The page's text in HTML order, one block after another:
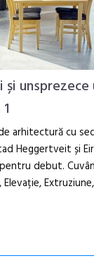
unsprezece
arhitectură cu
Heggertveit și
debut.